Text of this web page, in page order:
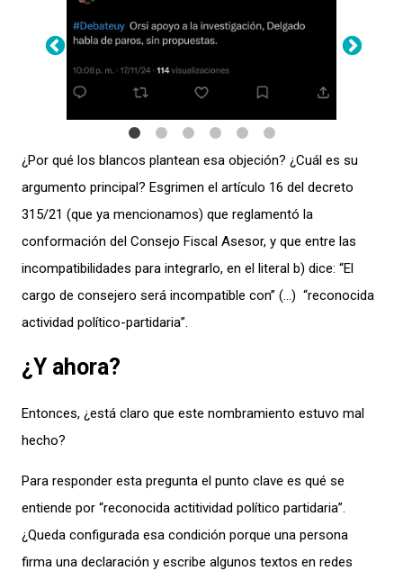
¿Por qué los blancos plantean esa objeción? ¿Cuál es su
argumento principal? Esgrimen el artículo 16 del decreto
315/21 (que ya mencionamos) que reglamentó la
conformación del Consejo Fiscal Asesor, y que entre las
incompatibilidades para integrarlo, en el literal b) dice: “El
cargo de consejero será incompatible con” (…) “reconocida
actividad político-partidaria”.
¿Y ahora?
Entonces, ¿está claro que este nombramiento estuvo mal
hecho?
Para responder esta pregunta el punto clave es qué se
entiende por “reconocida actitividad político partidaria”.
¿Queda configurada esa condición porque una persona
firma una declaración y escribe algunos textos en redes